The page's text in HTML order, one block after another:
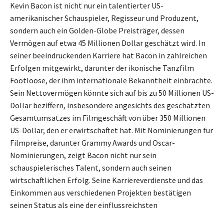
Kevin Bacon ist nicht nur ein talentierter US-
amerikanischer Schauspieler, Regisseur und Produzent,
sondern auch ein Golden-Globe Preisträger, dessen
Vermögen auf etwa 45 Millionen Dollar geschätzt wird. In
seiner beeindruckenden Karriere hat Bacon in zahlreichen
Erfolgen mitgewirkt, darunter der ikonische Tanzfilm
Footloose, der ihm internationale Bekanntheit einbrachte.
Sein Nettovermögen könnte sich auf bis zu 50 Millionen US-
Dollar beziffern, insbesondere angesichts des geschätzten
Gesamtumsatzes im Filmgeschäft von über 350 Millionen
US-Dollar, den er erwirtschaftet hat. Mit Nominierungen für
Filmpreise, darunter Grammy Awards und Oscar-
Nominierungen, zeigt Bacon nicht nur sein
schauspielerisches Talent, sondern auch seinen
wirtschaftlichen Erfolg. Seine Karriereverdienste und das
Einkommen aus verschiedenen Projekten bestätigen
seinen Status als eine der einflussreichsten